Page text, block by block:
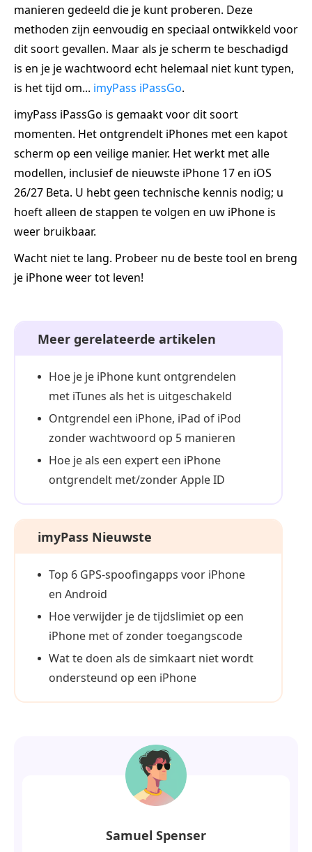
manieren gedeeld die je kunt proberen. Deze
methoden zijn eenvoudig en speciaal ontwikkeld voor
dit soort gevallen. Maar als je scherm te beschadigd
is en je je wachtwoord echt helemaal niet kunt typen,
is het tijd om... imyPass iPassGo.
imyPass iPassGo is gemaakt voor dit soort
momenten. Het ontgrendelt iPhones met een kapot
scherm op een veilige manier. Het werkt met alle
modellen, inclusief de nieuwste iPhone 17 en iOS
26/27 Beta. U hebt geen technische kennis nodig; u
hoeft alleen de stappen te volgen en uw iPhone is
weer bruikbaar.
Wacht niet te lang. Probeer nu de beste tool en breng
je iPhone weer tot leven!
Meer gerelateerde artikelen
Hoe je je iPhone kunt ontgrendelen
met iTunes als het is uitgeschakeld
Ontgrendel een iPhone, iPad of iPod
zonder wachtwoord op 5 manieren
Hoe je als een expert een iPhone
ontgrendelt met/zonder Apple ID
imyPass Nieuwste
Top 6 GPS-spoofingapps voor iPhone
en Android
Hoe verwijder je de tijdslimiet op een
iPhone met of zonder toegangscode
Wat te doen als de simkaart niet wordt
ondersteund op een iPhone
Samuel Spenser